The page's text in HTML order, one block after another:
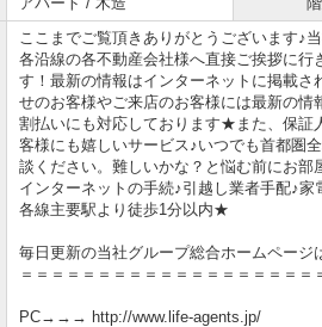
ここまでご覧頂きありがとうございます♪
各沿線の各不動産会社様へ直接ご挨拶に行
す！最新の情報はインターネットに掲載
せのお客様やご来店のお客様には最新の
割払いにも対応しております★また、保証
客様にも嬉しいサービス♪いつでも首都圏
談ください。難しいかな？と悩む前にお部
インターネットの手続♪引越し業者手配♪
各線主要駅より徒歩1分以内★
毎日更新の当社グループ総合ホームページ
＝＝＝＝＝＝＝＝＝＝＝＝＝＝＝＝＝＝＝
PC→→→ http://www.life-agents.jp/